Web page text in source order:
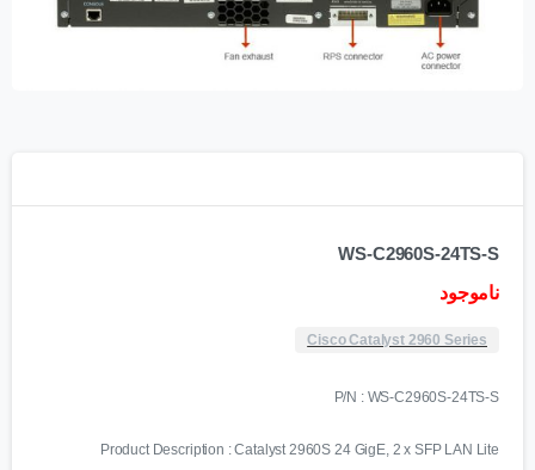
WS-C2960S-24TS-S
ناموجود
Cisco Catalyst 2960 Series
P/N : WS-C2960S-24TS-S
Product Description : Catalyst 2960S 24 GigE, 2 x SFP LAN Lite